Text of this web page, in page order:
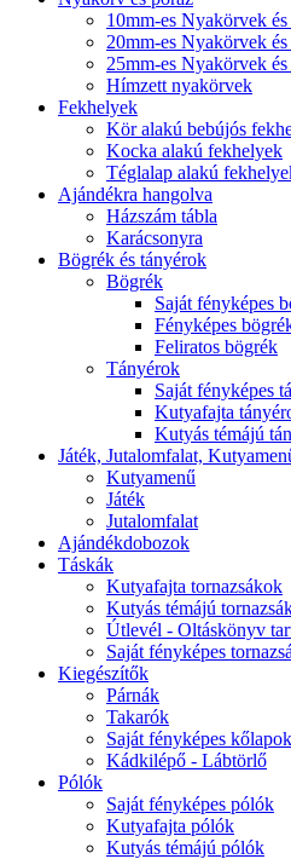
10mm-es Nyakörvek
20mm-es Nyakörvek
25mm-es Nyakörvek
Hímzett nyakörvek
Fekhelyek
Kör alakú bebújós
Kocka alakú fekhelyek
Téglalap alakú
Ajándékra hangolva
Házszám tábla
Karácsonyra
Bögrék és tányérok
Bögrék
Saját fényképes
Fényképes
Feliratos bögrék
Tányérok
Saját fényképes
Kutyafajta
Kutyás témájú
Játék, Jutalomfalat,
Kutyamenű
Játék
Jutalomfalat
Ajándékdobozok
Táskák
Kutyafajta tornazsákok
Kutyás témájú
Útlevél - Oltáskönyv
Saját fényképes
Kiegészítők
Párnák
Takarók
Saját fényképes kőlapok
Kádkilépő - Lábtörlő
Pólók
Saját fényképes pólók
Kutyafajta pólók
Kutyás témájú pólók